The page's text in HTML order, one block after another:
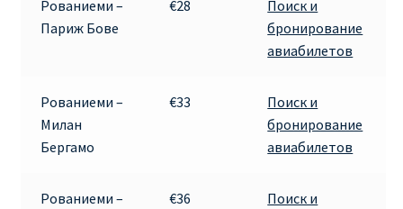
Информация по бронированию билетов Ryanair
КАК НАЙТИ ДЕШЕВЫЙ БИЛЕТ
Кипр
Рованиеми –
Париж Бове
€28
Поиск и
бронирование
авиабилетов
Рованиеми –
Милан
Бергамо
€33
Поиск и
бронирование
авиабилетов
Рованиеми –
€36
Поиск и